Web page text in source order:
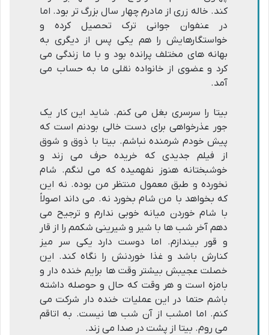
کند. خاله زرى از مادرم چهار سال بزرگ تر بود. اما
در عنفوان جوانى ترک تحصیل کرده و
خواستگارهایش را هم یکى پس از دیگرى به
بهانه هاى مختلف پرانده بود و با ما زندگى مى
کرد و عضوى از خانواده نقلى ما به حساب مى
آمد.
بیتا را سرسرى بغل مى کنم. شاید این کار یک
جور عذرخواهى براى دست خالى بودنم است که
پیش خودم شرمنده نباشم. بیتا با ذوق و شوق
از فیلم جدیدى که خریده حرف مى زند و
خوشبختانه هنوز نفهمیده که مى لنگم. شام
نخورده و طبق معمول منتظر من بوده. نه این
که بخواهد با من شام بخورد نه. مى داند اصولاً
با شام خوردن میانه خوبى ندارم و ترجیح مى
دهم آخر شب ها با شیر و شیرینى شکمم را از قار
و قور بیندازم. اما دوست دارد یکى سر میز
کنارش باشد و غذا خوردنش را نگاه کند. این
خصلت عجیبش بیشتر وقت ها برایم خنده دار و
بامزه است و هر وقت که حال و حوصله داشته
باشم حتما در این عملیات خنده دار شرکت مى
کنم. اما امشب از آن شب ها نیست. به اتاقم
مى روم. بیتا از پشت در صدا مى زند.